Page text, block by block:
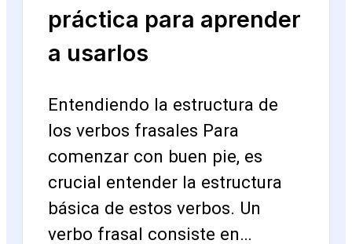
práctica para aprender
a usarlos
Entendiendo la estructura de
los verbos frasales Para
comenzar con buen pie, es
crucial entender la estructura
básica de estos verbos. Un
verbo frasal consiste en…